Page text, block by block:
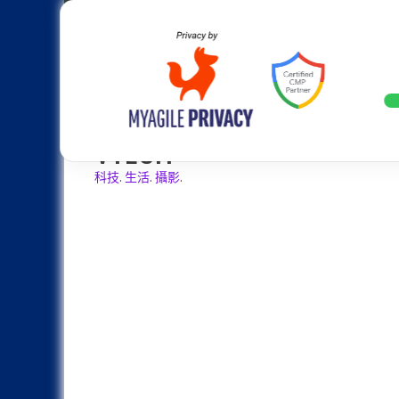
Skip
設計往旗艦機靠攏：Samsung
VTECH
科技. 生活. 攝影.